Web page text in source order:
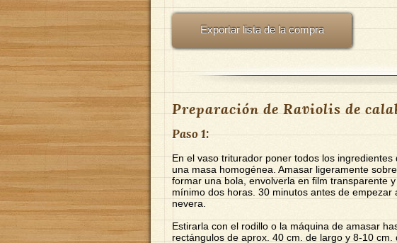
Exportar lista de la compra
Preparación de Raviolis de
Paso 1:
En el vaso triturador poner todos los
una masa homogénea. Amasar ligeramente
formar una bola, envolverla en film transparente
mínimo dos horas. 30 minutos antes de empezar
nevera.
Estirarla con el rodillo o la máquina de amasar
rectángulos de aprox. 40 cm. de largo y 8-10 cm.